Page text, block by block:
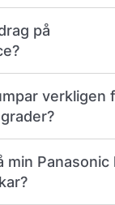
på
verkligen
min